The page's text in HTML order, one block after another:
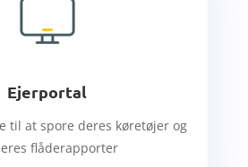
Ejerportal
til at spore deres køretøjer og
flåderapporter